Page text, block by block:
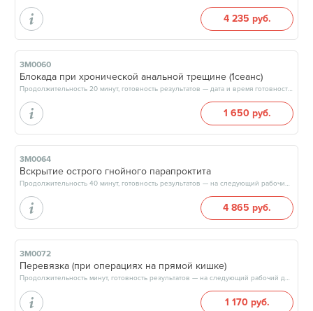
4 235 руб.
3М0060
Блокада при хронической анальной трещине (1сеанс)
Продолжительность 20 минут, готовность результатов — дата и время готовности будут сообщены врачом в день приёма
1 650 руб.
3М0064
Вскрытие острого гнойного парапроктита
Продолжительность 40 минут, готовность результатов — на следующий рабочий день
4 865 руб.
3М0072
Перевязка (при операциях на прямой кишке)
Продолжительность минут, готовность результатов — на следующий рабочий день
1 170 руб.